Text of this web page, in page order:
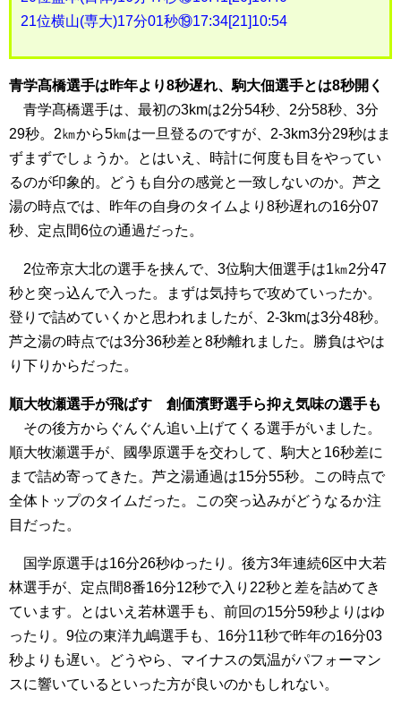
21位横山(専大)17分01秒⑲17:34[21]10:54
青学髙橋選手は昨年より8秒遅れ、駒大佃選手とは8秒開く
青学髙橋選手は、最初の3kmは2分54秒、2分58秒、3分
29秒。2㎞から5㎞は一旦登るのですが、2-3km3分29秒はま
ずまずでしょうか。とはいえ、時計に何度も目をやってい
るのが印象的。どうも自分の感覚と一致しないのか。芦之
湯の時点では、昨年の自身のタイムより8秒遅れの16分07
秒、定点間6位の通過だった。
2位帝京大北の選手を挟んで、3位駒大佃選手は1㎞2分47
秒と突っ込んで入った。まずは気持ちで攻めていったか。
登りで詰めていくかと思われましたが、2-3kmは3分48秒。
芦之湯の時点では3分36秒差と8秒離れました。勝負はやは
り下りからだった。
順大牧瀬選手が飛ばす 創価濱野選手ら抑え気味の選手も
その後方からぐんぐん追い上げてくる選手がいました。
順大牧瀬選手が、國學原選手を交わして、駒大と16秒差に
まで詰め寄ってきた。芦之湯通過は15分55秒。この時点で
全体トップのタイムだった。この突っ込みがどうなるか注
目だった。
国学原選手は16分26秒ゆったり。後方3年連続6区中大若
林選手が、定点間8番16分12秒で入り22秒と差を詰めてき
ています。とはいえ若林選手も、前回の15分59秒よりはゆ
ったり。9位の東洋九嶋選手も、16分11秒で昨年の16分03
秒よりも遅い。どうやら、マイナスの気温がパフォーマン
スに響いているといった方が良いのかもしれない。